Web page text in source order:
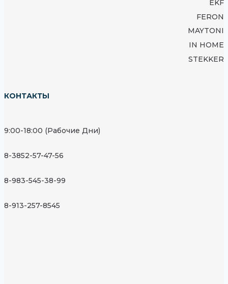
EKF
FERON
MAYTONI
IN HOME
STEKKER
КОНТАКТЫ
9:00-18:00 (Рабочие Дни)
8-3852-57-47-56
8-983-545-38-99
8-913-257-8545